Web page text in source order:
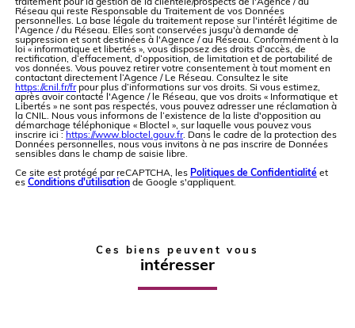
traitement pour la gestion de la clientèle/prospects de l'Agence / du
Réseau qui reste Responsable du Traitement de vos Données
personnelles. La base légale du traitement repose sur l'intérêt légitime de
l'Agence / du Réseau. Elles sont conservées jusqu'à demande de
suppression et sont destinées à l'Agence / au Réseau. Conformément à la
loi « informatique et libertés », vous disposez des droits d’accès, de
rectification, d’effacement, d’opposition, de limitation et de portabilité de
vos données. Vous pouvez retirer votre consentement à tout moment en
contactant directement l’Agence / Le Réseau. Consultez le site
https://cnil.fr/frpour plus d’informations sur vos droits. Si vous estimez,
après avoir contacté l'Agence / le Réseau, que vos droits « Informatique et
Libertés » ne sont pas respectés, vous pouvez adresser une réclamation à
la CNIL. Nous vous informons de l’existence de la liste d'opposition au
démarchage téléphonique « Bloctel », sur laquelle vous pouvez vous
inscrire ici : https://www.bloctel.gouv.fr. Dans le cadre de la protection des
Données personnelles, nous vous invitons à ne pas inscrire de Données
sensibles dans le champ de saisie libre.
Ce site est protégé par reCAPTCHA, les Politiques de Confidentialité et
es Conditions d'utilisation de Google s'appliquent.
Ces biens peuvent vous
intéresser